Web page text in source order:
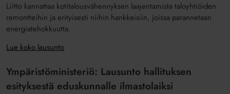
Liitto kannattaa kotitalousvähennyksen laajentamista taloyhtiöiden
remontteihin ja erityisesti niihin hankkeisiin, joissa parannetaan
energiatehokkuutta.
Lue koko lausunto
Ympäristöministeriö: Lausunto hallituksen
esityksestä eduskunnalle ilmastolaiksi